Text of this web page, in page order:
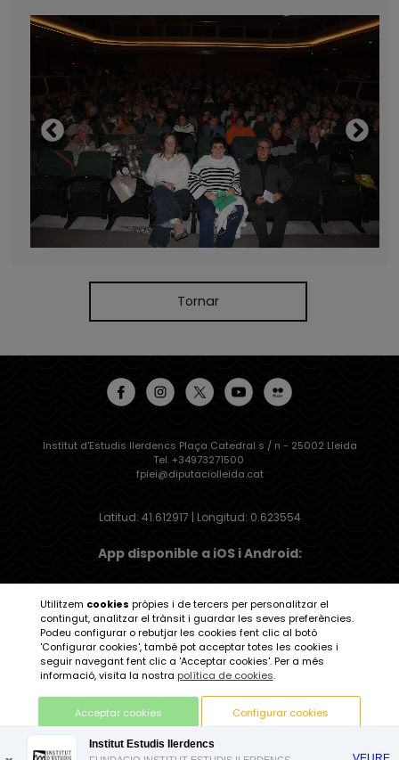
Tornar
Institut d'Estudis Ilerdencs Plaça Catedral s / n - 25002 Lleida
Tel. +34973271500
fpiei@diputaciolleida.cat
Latitud: 41.612917 | Longitud: 0.623554
App disponible a iOS i Android:
Institut d'Estudis Ilerdencs
Avis legal | Política de protecció de dades
Utilitzem cookies pròpies i de tercers per personalitzar el
contingut, analitzar el trànsit i guardar les seves preferències.
Podeu configurar o rebutjar les cookies fent clic al botó
'Configurar cookies', també pot acceptar totes les cookies i
seguir navegant fent clic a 'Acceptar cookies'. Per a més
informació, visita la nostra política de cookies.
Acceptar cookies Configurar cookies
Institut Estudis Ilerdencs